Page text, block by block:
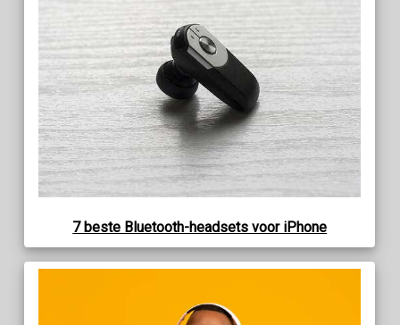
7 beste Bluetooth-headsets voor iPhone